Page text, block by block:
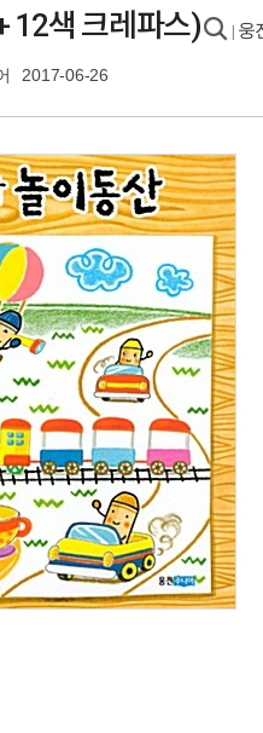
12색 크레파스) 웅
2017-06-26